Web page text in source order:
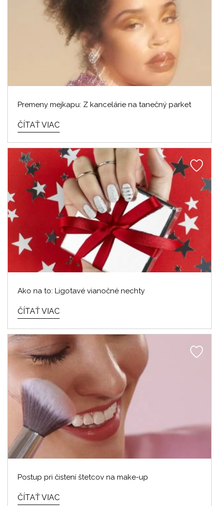
Premeny mejkapu: Z kancelárie na tanečný parket
ČÍTAŤ VIAC
Ako na to: Ligotavé vianočné nechty
ČÍTAŤ VIAC
Postup pri čistení štetcov na make-up
ČÍTAŤ VIAC